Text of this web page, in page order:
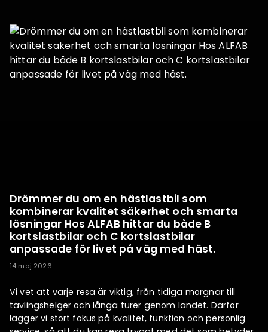
Drömmer du om en hästlastbil som
kombinerar kvalitet säkerhet och smarta
lösningar Hos ALFAB hittar du både B
kortslastbilar och C kortslastbilar
anpassade för livet på väg med häst.
14 maj 2026
Vi vet att varje resa är viktig, från tidiga morgnar till
tävlingshelger och långa turer genom landet. Därför
lägger vi stort fokus på kvalitet, funktion och personlig